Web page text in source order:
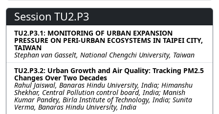
Session TU2.P3
TU2.P3.1: MONITORING OF URBAN EXPANSION
PRESSURE ON PERI-URBAN ECOSYSTEMS IN TAIPEI CITY,
TAIWAN
Stephan van Gasselt, National Chengchi University, Taiwan
TU2.P3.2: Urban Growth and Air Quality: Tracking PM2.5
Changes Over Two Decades
Rahul Jaiswal, Banaras Hindu University, India; Himanshu
Shekhar, Central Pollution control board, India; Manish
Kumar Pandey, Birla Institute of Technology, India; Sunita
Verma, Banaras Hindu University, India